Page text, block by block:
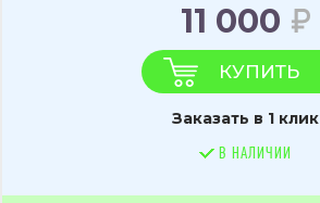
11 000
КУПИТЬ
Заказать в 1 клик
В НАЛИЧИИ